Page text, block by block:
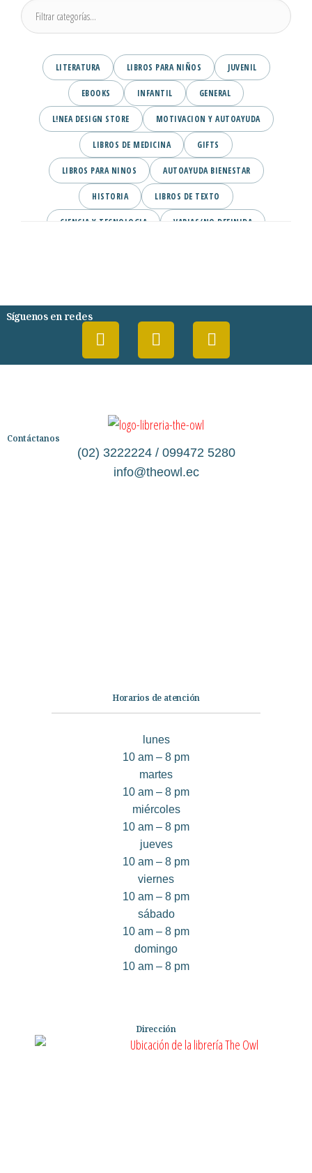
LITERATURA LIBROS PARA NIÑOS JUVENIL
EBOOKS INFANTIL GENERAL
L!NEA DESIGN STORE MOTIVACION Y AUTOAYUDA
LIBROS DE MEDICINA GIFTS
LIBROS PARA NINOS AUTOAYUDA BIENESTAR
HISTORIA LIBROS DE TEXTO
CIENCIA Y TECNOLOGIA VARIAS/NO DEFINIDA
Síguenos en redes
Contáctanos
(02) 3222224 / 099472 5280
info@theowl.ec
Horarios de atención
lunes
10 am – 8 pm
martes
10 am – 8 pm
miércoles
10 am – 8 pm
jueves
10 am – 8 pm
viernes
10 am – 8 pm
sábado
10 am – 8 pm
domingo
10 am – 8 pm
Dirección